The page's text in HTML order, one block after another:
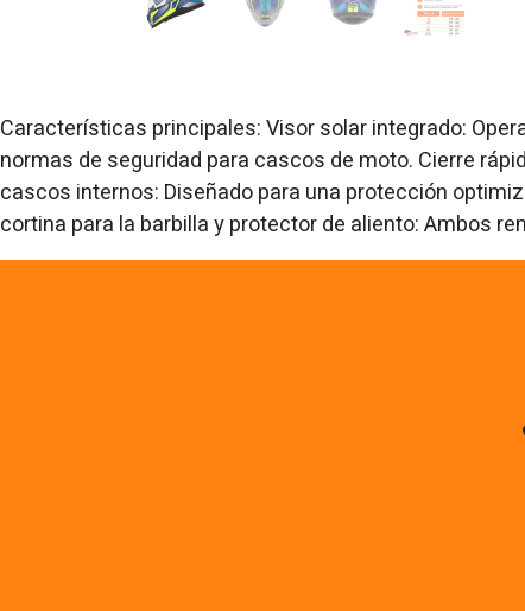
Características principales: Visor solar integrado:
normas de seguridad para cascos de moto. Cierre
cascos internos: Diseñado para una protección
cortina para la barbilla y protector de aliento: Ambos